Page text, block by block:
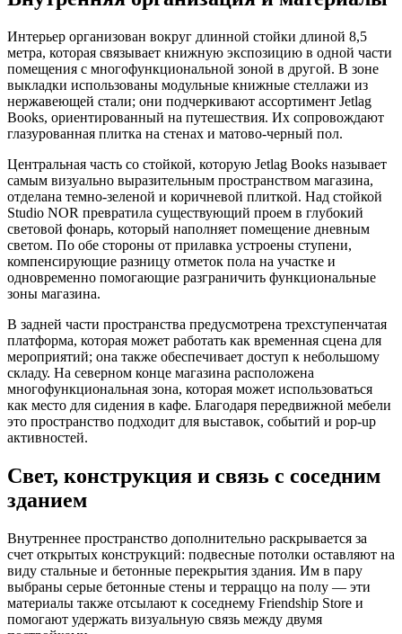
Интерьер организован вокруг длинной стойки длиной 8,5
метра, которая связывает книжную экспозицию в одной части
помещения с многофункциональной зоной в другой. В зоне
выкладки использованы модульные книжные стеллажи из
нержавеющей стали; они подчеркивают ассортимент Jetlag
Books, ориентированный на путешествия. Их сопровождают
глазурованная плитка на стенах и матово-черный пол.
Центральная часть со стойкой, которую Jetlag Books называет
самым визуально выразительным пространством магазина,
отделана темно-зеленой и коричневой плиткой. Над стойкой
Studio NOR превратила существующий проем в глубокий
световой фонарь, который наполняет помещение дневным
светом. По обе стороны от прилавка устроены ступени,
компенсирующие разницу отметок пола на участке и
одновременно помогающие разграничить функциональные
зоны магазина.
В задней части пространства предусмотрена трехступенчатая
платформа, которая может работать как временная сцена для
мероприятий; она также обеспечивает доступ к небольшому
складу. На северном конце магазина расположена
многофункциональная зона, которая может использоваться
как место для сидения в кафе. Благодаря передвижной мебели
это пространство подходит для выставок, событий и pop-up
активностей.
Свет, конструкция и связь с соседним
зданием
Внутреннее пространство дополнительно раскрывается за
счет открытых конструкций: подвесные потолки оставляют на
виду стальные и бетонные перекрытия здания. Им в пару
выбраны серые бетонные стены и терраццо на полу — эти
материалы также отсылают к соседнему Friendship Store и
помогают удержать визуальную связь между двумя